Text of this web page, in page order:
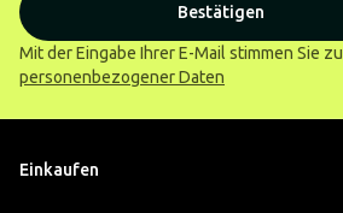
Bestätigen
Mit der Eingabe Ihrer E-Mail stimmen Sie zu
personenbezogener Daten
Einkaufen